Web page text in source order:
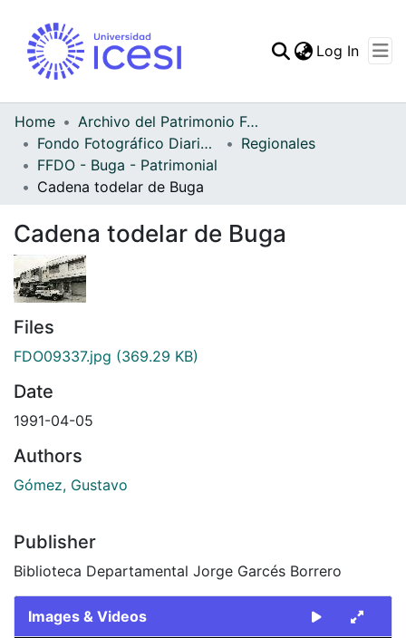
Statistics
Log In
Home
Archivo del Patrimonio Fotográfico y Fílmico del Valle del Cauca
Fondo Fotográfico Diario Occidente
Regionales
FFDO - Buga - Patrimonial
Cadena todelar de Buga
Cadena todelar de Buga
Files
FDO09337.jpg (369.29 KB)
Date
1991-04-05
Authors
Gómez, Gustavo
Publisher
Biblioteca Departamental Jorge Garcés Borrero
Images & Videos